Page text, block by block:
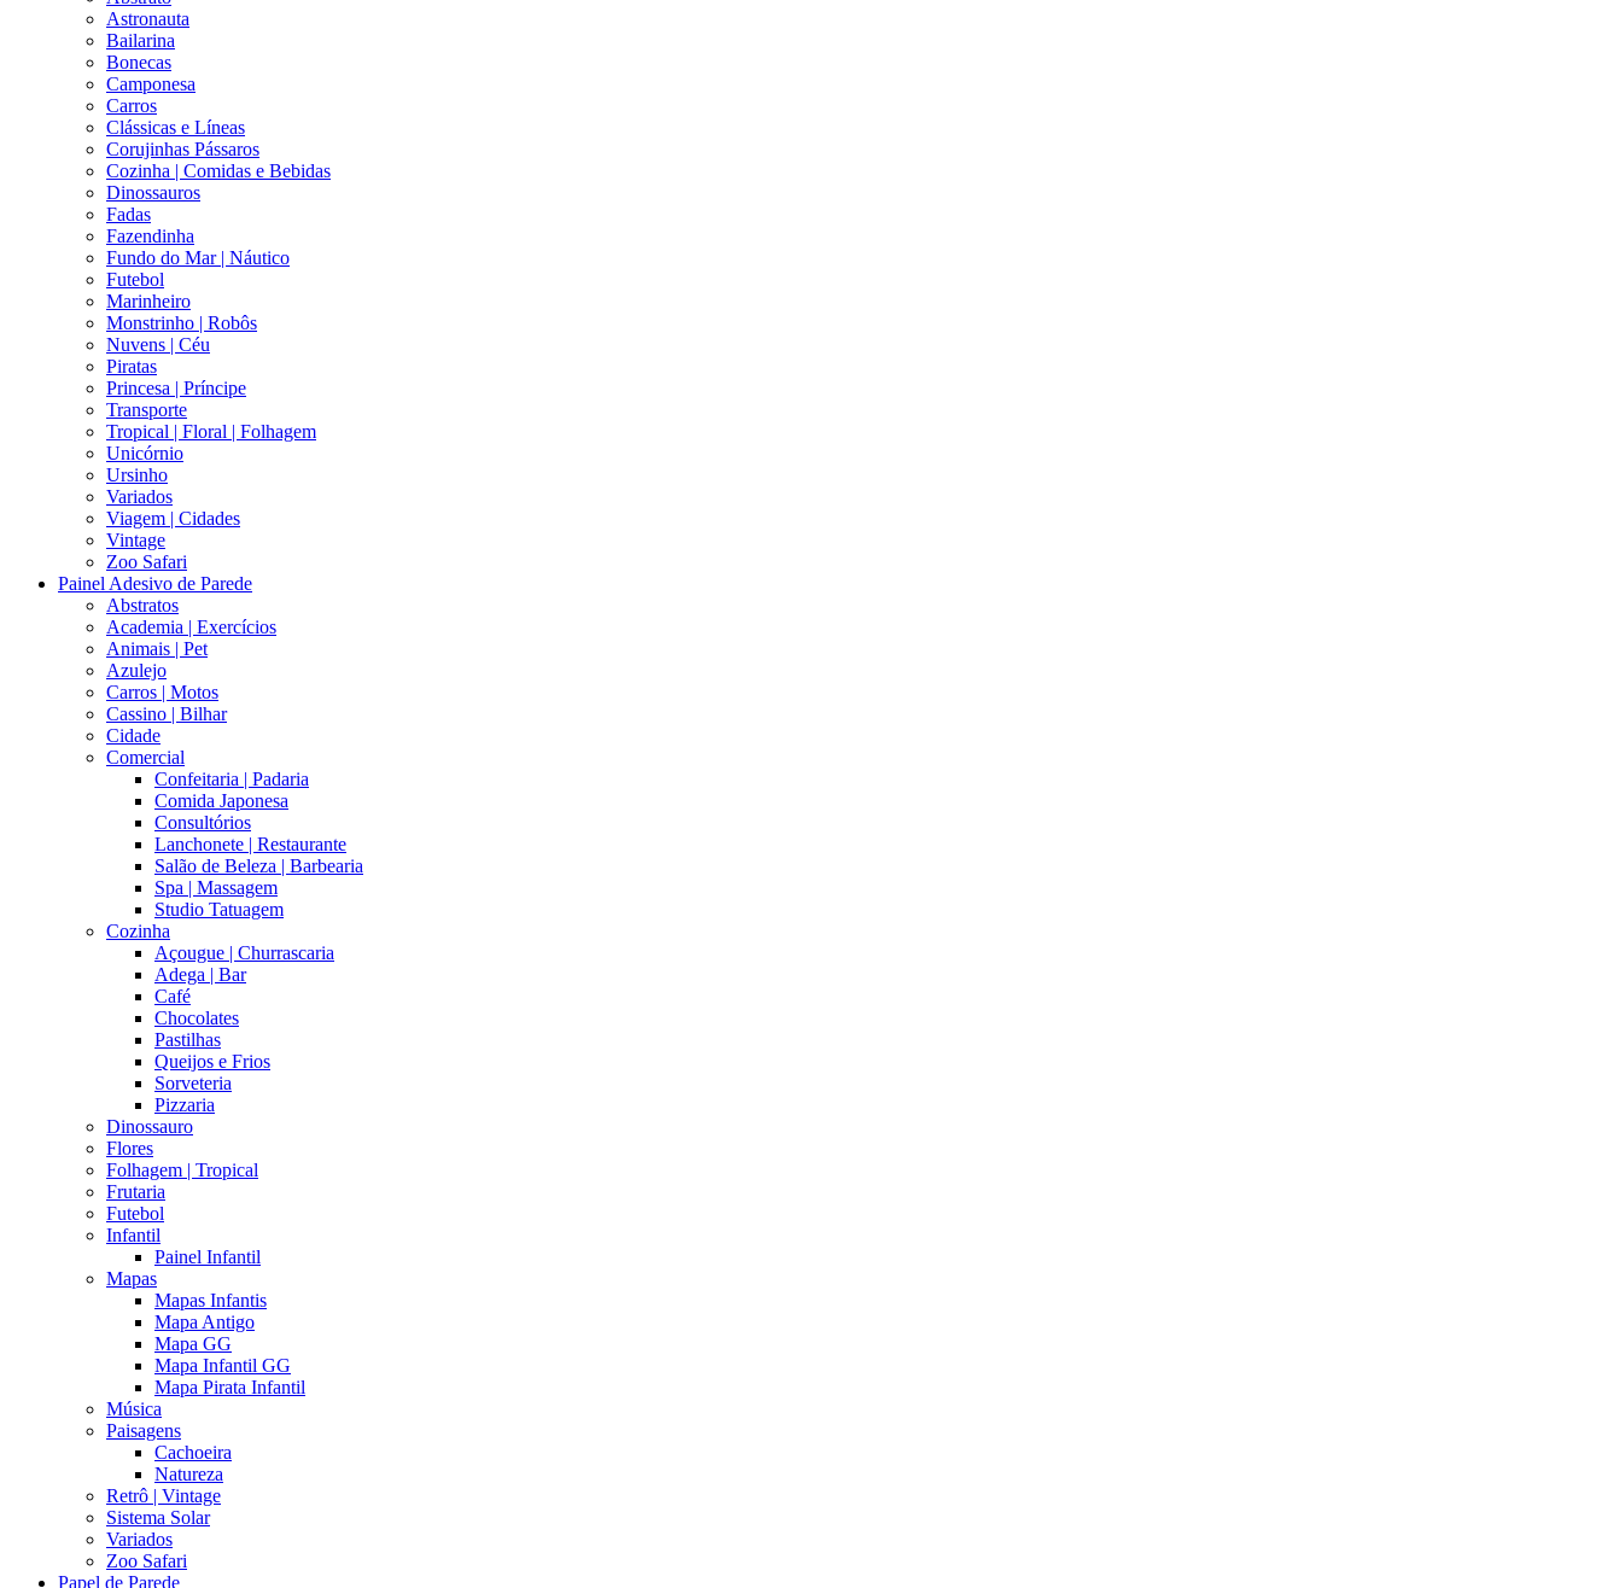
Astronauta
Bailarina
Bonecas
Camponesa
Carros
Clássicas e Líneas
Corujinhas Pássaros
Cozinha | Comidas e Bebidas
Dinossauros
Fadas
Fazendinha
Fundo do Mar | Náutico
Futebol
Marinheiro
Monstrinho | Robôs
Nuvens | Céu
Piratas
Princesa | Príncipe
Transporte
Tropical | Floral | Folhagem
Unicórnio
Ursinho
Variados
Viagem | Cidades
Vintage
Zoo Safari
Painel Adesivo de Parede
Abstratos
Academia | Exercícios
Animais | Pet
Azulejo
Carros | Motos
Cassino | Bilhar
Cidade
Comercial
Confeitaria | Padaria
Comida Japonesa
Consultórios
Lanchonete | Restaurante
Salão de Beleza | Barbearia
Spa | Massagem
Studio Tatuagem
Cozinha
Açougue | Churrascaria
Adega | Bar
Café
Chocolates
Pastilhas
Queijos e Frios
Sorveteria
Pizzaria
Dinossauro
Flores
Folhagem | Tropical
Frutaria
Futebol
Infantil
Painel Infantil
Mapas
Mapas Infantis
Mapa Antigo
Mapa GG
Mapa Infantil GG
Mapa Pirata Infantil
Música
Paisagens
Cachoeira
Natureza
Retrô | Vintage
Sistema Solar
Variados
Zoo Safari
Papel de Parede